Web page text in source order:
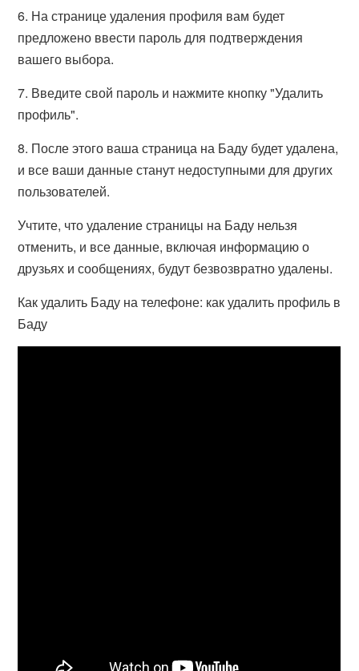
6. На странице удаления профиля вам будет
предложено ввести пароль для подтверждения
вашего выбора.
7. Введите свой пароль и нажмите кнопку "Удалить
профиль".
8. После этого ваша страница на Баду будет удалена,
и все ваши данные станут недоступными для других
пользователей.
Учтите, что удаление страницы на Баду нельзя
отменить, и все данные, включая информацию о
друзьях и сообщениях, будут безвозвратно удалены.
Как удалить Баду на телефоне: как удалить профиль в
Баду